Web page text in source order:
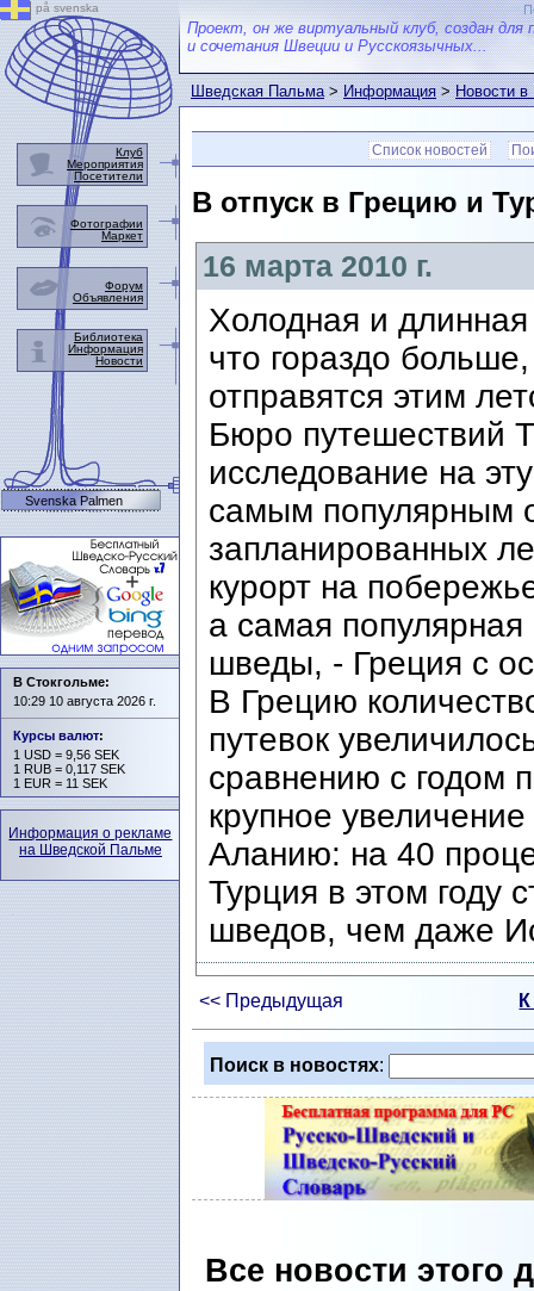
Проект, он же виртуальный клуб, создан для
и сочетания Швеции и Русскоязычных...
Шведская Пальма>Информация>Новости
Список новостей
В отпуск в Грецию и
16 марта 2010 г.
Холодная и
что гораздо
отправятся этим
Бюро путешествий
исследование на
самым популярным
запланированных
курорт на
а самая популярная
шведы, - Греция с
В Грецию
путевок
сравнению с годом
крупное
Аланию: на 40
Турция в этом году
шведов, чем даже
<< Предыдущая
Поиск в новостях:
Все новости этого
på svenska
Клуб
Мероприятия
Посетители
Фотографии
Маркет
Форум
Объявления
Библиотека
Информация
Новости
Svenska Palmen
В Стокгольме:
10:29 10 августа 2026 г.
Курсы валют:
1 USD = 9,56 SEK
1 RUB = 0,117 SEK
1 EUR = 11 SEK
Информация о рекламе
на Шведской Пальме